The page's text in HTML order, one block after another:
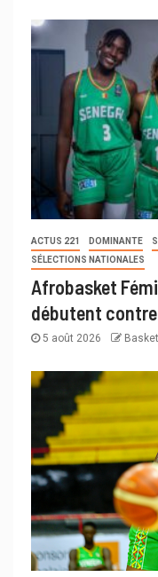
ACTUS 221 DOMINANTE
SÉLECTIONS NATIONALES
Afrobasket
débutent
5 août 2026